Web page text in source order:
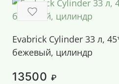
Evabrick Cylinder 33 л,
бежевый, цилиндр
13500 ₽